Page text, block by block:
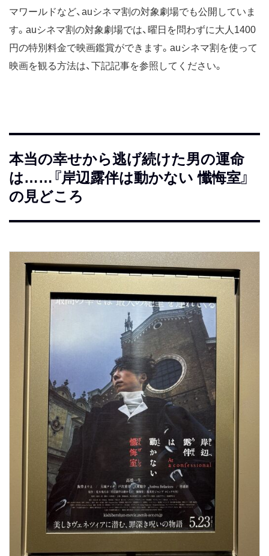
マワールドなど、auシネマ割の対象劇場でも公開していま
す。auシネマ割の対象劇場では、曜日を問わずに大人1400
円の特別料金で映画鑑賞ができます。auシネマ割を使って
映画を観る方法は、下記記事を参照してください。
本当の幸せから逃げ続けた男の運命
は……『岸辺露伴は動かない 懺悔室』
の見どころ